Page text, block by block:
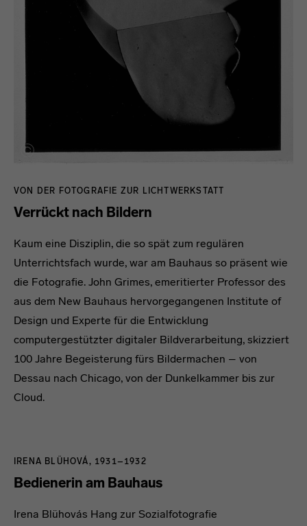
VON DER FOTOGRAFIE ZUR LICHTWERKSTATT
Verrückt nach Bildern
Kaum eine Disziplin, die so spät zum regulären
Unterrichtsfach wurde, war am Bauhaus so präsent wie
die Fotografie. John Grimes, emeritierter Professor des
aus dem New Bauhaus hervorgegangenen Institute of
Design und Experte für die Entwicklung
computergestützter digitaler Bildverarbeitung, skizziert
100 Jahre Begeisterung fürs Bildermachen – von
Dessau nach Chicago, von der Dunkelkammer bis zur
Cloud.
IRENA BLÜHOVÁ, 1931–1932
Bedienerin am Bauhaus
Irena Blühovás Hang zur Sozialfotografie